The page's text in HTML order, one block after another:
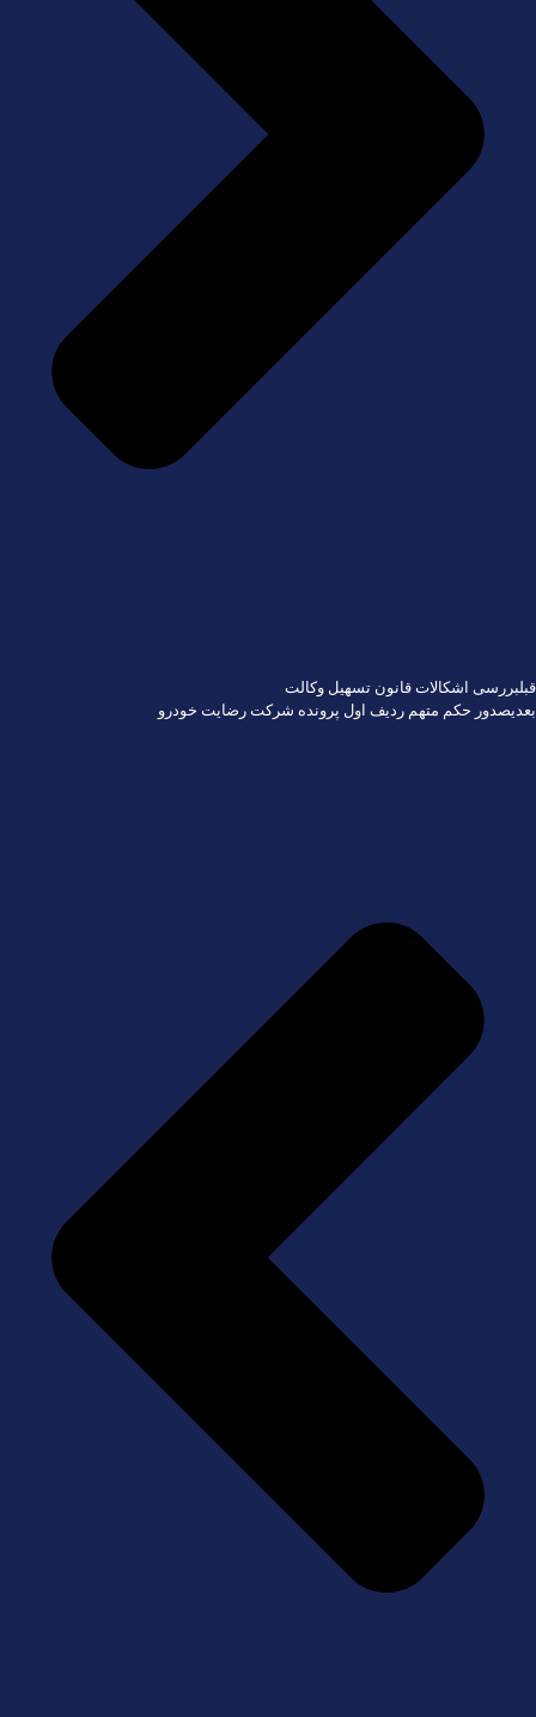
قبلبررسی اشکالات قانون تسهیل وکالت
بعدیصدور حکم متهم ردیف اول پرونده شرکت رضایت خودرو